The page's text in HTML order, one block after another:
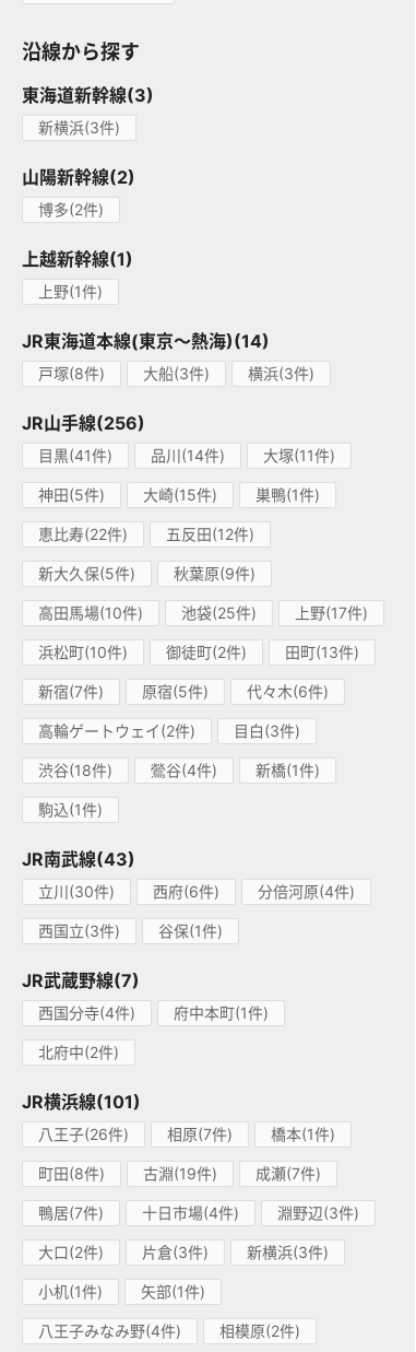
沿線から探す
東海道新幹線(3)
新横浜(3件)
山陽新幹線(2)
博多(2件)
上越新幹線(1)
上野(1件)
JR東海道本線(東京～熱海)(14)
戸塚(8件) 大船(3件) 横浜(3件)
JR山手線(256)
目黒(41件) 品川(14件) 大塚(11件)
神田(5件) 大崎(15件) 巣鴨(1件)
恵比寿(22件) 五反田(12件)
新大久保(5件) 秋葉原(9件)
高田馬場(10件) 池袋(25件) 上野(17件)
浜松町(10件) 御徒町(2件) 田町(13件)
新宿(7件) 原宿(5件) 代々木(6件)
高輪ゲートウェイ(2件) 目白(3件)
渋谷(18件) 鶯谷(4件) 新橋(1件)
駒込(1件)
JR南武線(43)
立川(30件) 西府(6件) 分倍河原(4件)
西国立(3件) 谷保(1件)
JR武蔵野線(7)
西国分寺(4件) 府中本町(1件)
北府中(2件)
JR横浜線(101)
八王子(26件) 相原(7件) 橋本(1件)
町田(8件) 古淵(19件) 成瀬(7件)
鴨居(7件) 十日市場(4件) 淵野辺(3件)
大口(2件) 片倉(3件) 新横浜(3件)
小机(1件) 矢部(1件)
八王子みなみ野(4件) 相模原(2件)